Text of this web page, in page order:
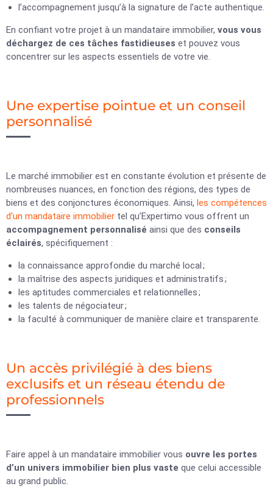
l’accompagnement jusqu’à la signature de l’acte authentique.
En confiant votre projet à un mandataire immobilier, vous vous
déchargez de ces tâches fastidieuses et pouvez vous
concentrer sur les aspects essentiels de votre vie.
Une expertise pointue et un conseil
personnalisé
Le marché immobilier est en constante évolution et présente de
nombreuses nuances, en fonction des régions, des types de
biens et des conjonctures économiques. Ainsi, les compétences
d’un mandataire immobilier tel qu’Expertimo vous offrent un
accompagnement personnalisé ainsi que des conseils
éclairés, spécifiquement :
la connaissance approfondie du marché local ;
la maîtrise des aspects juridiques et administratifs ;
les aptitudes commerciales et relationnelles ;
les talents de négociateur ;
la faculté à communiquer de manière claire et transparente.
Un accès privilégié à des biens
exclusifs et un réseau étendu de
professionnels
Faire appel à un mandataire immobilier vous ouvre les portes
d’un univers immobilier bien plus vaste que celui accessible
au grand public.